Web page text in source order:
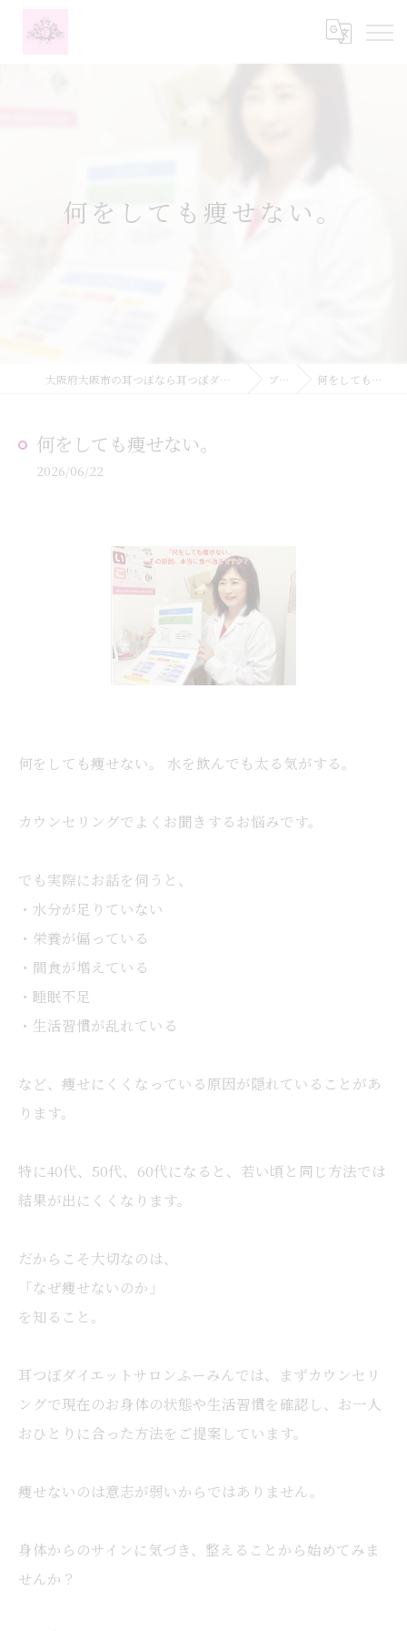
何をしても痩せない。
大阪府大阪市の耳つぼなら耳つぼダイエットサロンふーみん ブログ 何をしても痩せない。
何をしても痩せない。
2026/06/22
何をしても痩せない。 水を飲んでも太る気がする。
カウンセリングでよくお聞きするお悩みです。
でも実際にお話を伺うと、
・水分が足りていない
・栄養が偏っている
・間食が増えている
・睡眠不足
・生活習慣が乱れている
など、痩せにくくなっている原因が隠れていることがあ
ります。
特に40代、50代、60代になると、若い頃と同じ方法では
結果が出にくくなります。
だからこそ大切なのは、
「なぜ痩せないのか」
を知ること。
耳つぼダイエットサロンふーみんでは、まずカウンセリ
ングで現在のお身体の状態や生活習慣を確認し、お一人
おひとりに合った方法をご提案しています。
痩せないのは意志が弱いからではありません。
身体からのサインに気づき、整えることから始めてみま
せんか？